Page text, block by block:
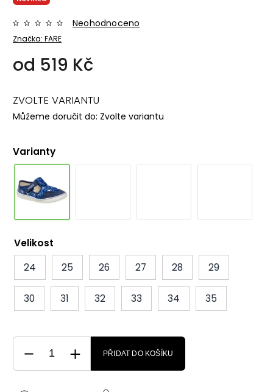
Značka: FARE
Neohodnoceno
Varianty
od 519 Kč
ZVOLTE VARIANTU
Můžeme doručit do: Zvolte variantu
Velikost
24
25 26 27 28 29
30 31 32 33 34 35
PŘIDAT DO KOŠÍKU